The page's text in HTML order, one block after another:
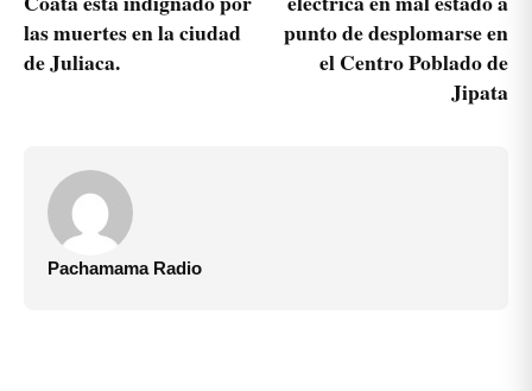
las muertes en la ciudad
de Juliaca.
punto de desplomarse en
el Centro Poblado de
Jipata
Pachamama Radio